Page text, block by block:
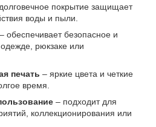
покрытие защищает
воды и пыли.
– обеспечивает безопасное и
рюкзаке или
печать – яркие цвета и четкие
время.
– подходит для
коллекционирования или